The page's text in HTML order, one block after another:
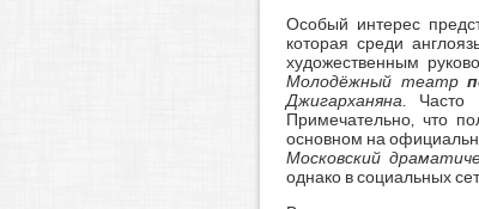
Особый интерес
которая среди
художественным
Молодёжный театр
Джигарханяна . Часто
Примечательно, что
основном на
Московский
однако в социальных